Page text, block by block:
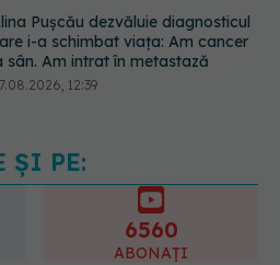
care poate crește brusc
Cine este mai expus
ȘI PE:
6560
ABONAȚI